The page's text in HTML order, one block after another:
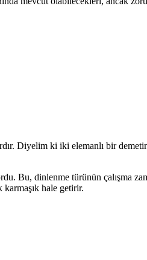
mevcut olabilecekleri, ancak
hale getirir.